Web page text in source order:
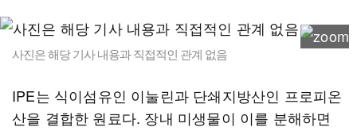
사진은 해당 기사 내용과 직접적인 관계 없음
IPE는 식이섬유인 이눌린과 단쇄지방산인 프로피온
산을 결합한 원료다. 장내 미생물이 이를 분해하면